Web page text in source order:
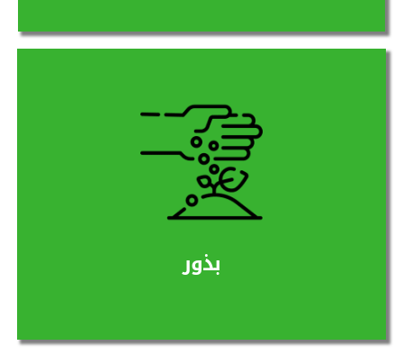
بذور
نقوم بتوفير بذور متنوعة ذات جودة عالية في
النوع والصنف والتي تعطي محصولا خال من
الشوائب